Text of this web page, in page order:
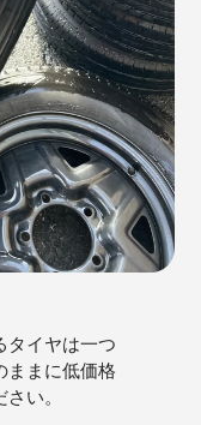
タイヤは一つ
ままに低価格
い。